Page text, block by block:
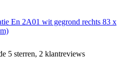
En 2A01 wit gegrond rechts 83 x
5 sterren, 2 klantreviews